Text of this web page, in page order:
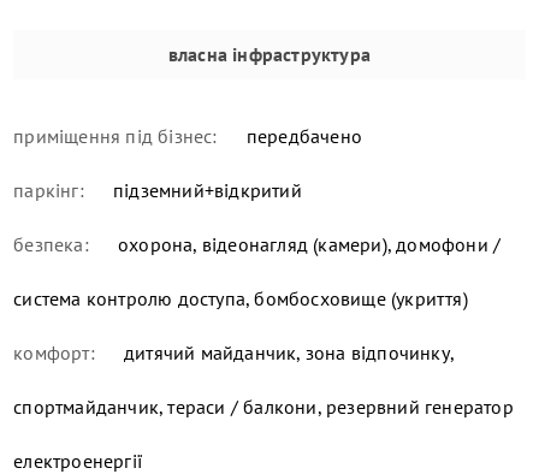
власна інфраструктура
приміщення під бізнес: передбачено
паркінг: підземний+відкритий
безпека: охорона, відеонагляд (камери), домофони /
система контролю доступа, бомбосховище (укриття)
комфорт: дитячий майданчик, зона відпочинку,
спортмайданчик, тераси / балкони, резервний генератор
електроенергії